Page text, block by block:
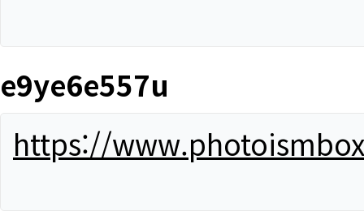
e9ye6e557u
https://